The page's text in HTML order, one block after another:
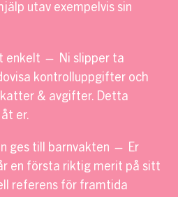
utav exempelvis sin
enkelt — Ni slipper ta
kontrolluppgifter och
& avgifter. Detta
er.
ges till barnvakten — Er
en första riktig merit på sitt
referens för framtida